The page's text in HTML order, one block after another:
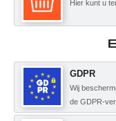
Hier kunt u
GDPR
Wij
de GDPR-